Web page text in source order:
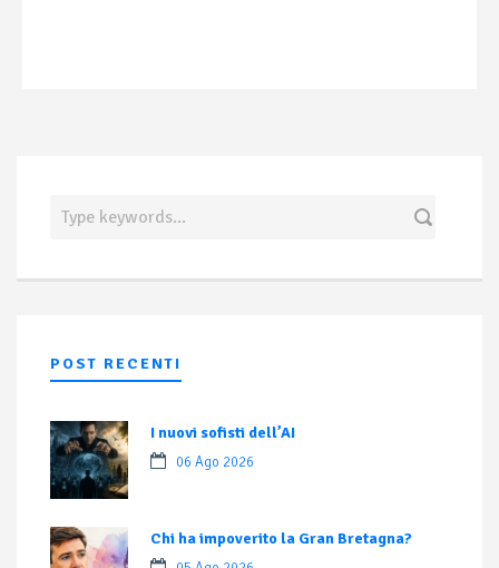
POST RECENTI
I nuovi sofisti dell’AI
06 Ago 2026
Chi ha impoverito la Gran Bretagna?